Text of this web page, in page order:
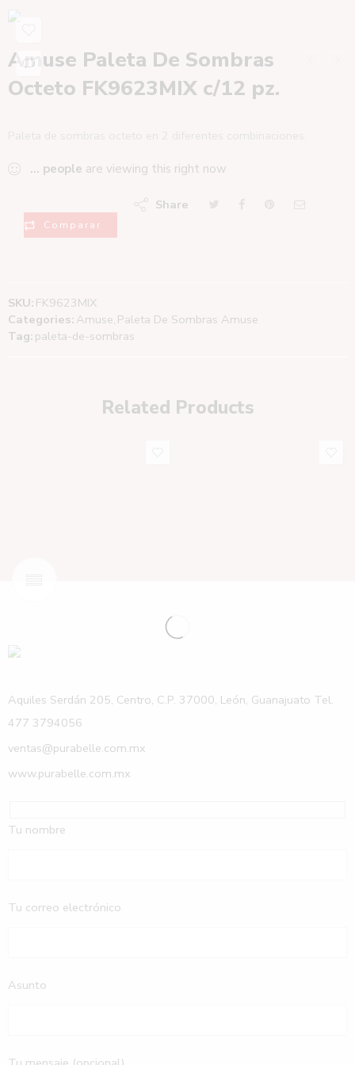
Amuse Paleta De Sombras
Octeto FK9623MIX c/12 pz.
... people are viewing this right now
Comparar
Share
SKU: FK9623MIX
Categories: Amuse, Paleta De Sombras Amuse
Tag: paleta-de-sombras
Related Products
Aquiles Serdán 205, Centro, C.P. 37000, León, Guanajuato Tel.
477 3794056
ventas@purabelle.com.mx
www.purabelle.com.mx
Tu nombre
Tu correo electrónico
Asunto